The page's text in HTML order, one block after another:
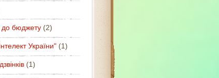
до бюджету(2)
України"(1)
(1)